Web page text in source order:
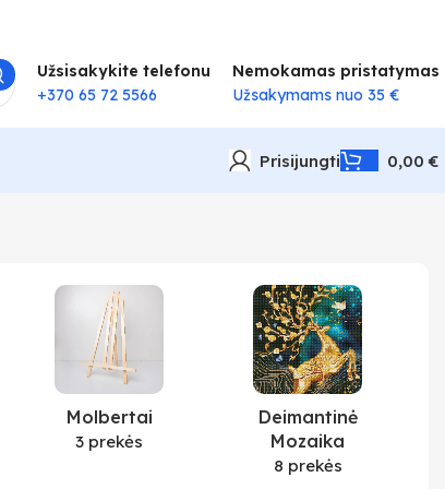
Užsisakykite telefonu
+370 65 72 5566
Nemokamas pristatymas
Užsakymams nuo 35 €
Prisijungti 0,00€
Molbertai
3 prekės
Deimantinė
Mozaika
8 prekės